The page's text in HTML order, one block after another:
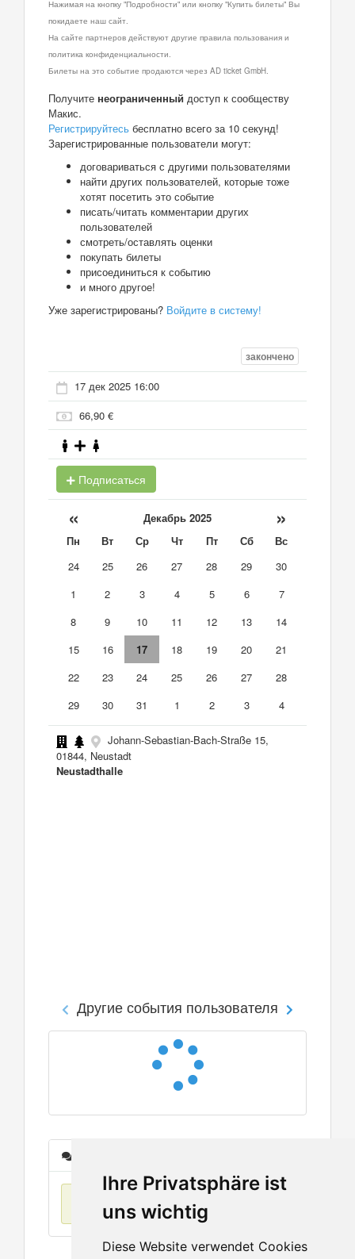
Ihre Privatsphäre ist
uns wichtig
Diese Website verwendet Cookies
Нажимая на кнопку "Подробности" или кнопку "Купить билеты" Вы
покидаете наш сайт.
На сайте партнеров действуют другие правила пользования и
политика конфиденциальности.
Билеты на это событие продаются через AD ticket GmbH.
Получите неограниченный доступ к сообществу
Макис.
Регистрируйтесь бесплатно всего за 10 секунд!
Зарегистрированные пользователи могут:
договариваться с другими пользователями
найти других пользователей, которые тоже
хотят посетить это событие
писать/читать комментарии других
пользователей
смотреть/оставлять оценки
покупать билеты
присоединиться к событию
и много другое!
Уже зарегистрированы? Войдите в систему!
закончено
17 дек 2025 16:00
66,90 €
Подписаться
« Декабрь 2025 »
Пн Вт Ср Чт Пт Сб
Вс
24
25 26 27 28 29
30
1
2 3 4 5 6
7
8
9 10 11 12 13
14
15
16 17 18 19 20
21
22
23 24 25 26 27
28
29
30 31 1 2 3 4
Johann-Sebastian-Bach-Straße 15,
01844, Neustadt
Neustadthalle
Другие события пользователя